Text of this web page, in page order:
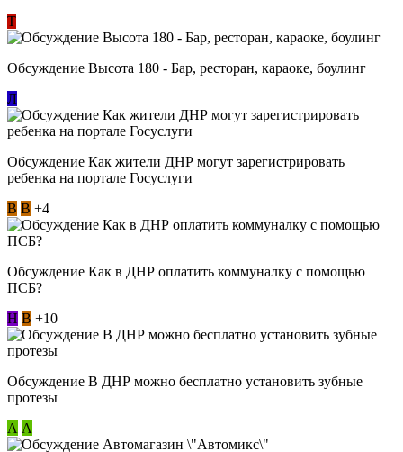
Т
Обсуждение Высота 180 - Бар, ресторан, караоке, боулинг
Л
Обсуждение Как жители ДНР могут зарегистрировать
ребенка на портале Госуслуги
В В +4
Обсуждение Как в ДНР оплатить коммуналку с помощью
ПСБ?
Н В +10
Обсуждение В ДНР можно бесплатно установить зубные
протезы
А А